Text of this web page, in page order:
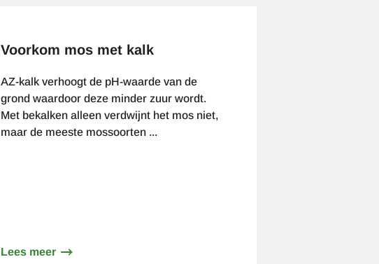
Voorkom mos met kalk
AZ-kalk verhoogt de pH-waarde van de
grond waardoor deze minder zuur wordt.
Met bekalken alleen verdwijnt het mos niet,
maar de meeste mossoorten ...
Lees meerover